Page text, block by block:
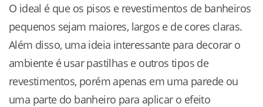
O ideal é que os pisos e revestimentos de banheiros
pequenos sejam maiores, largos e de cores claras.
Além disso, uma ideia interessante para decorar o
ambiente é usar pastilhas e outros tipos de
revestimentos, porém apenas em uma parede ou
uma parte do banheiro para aplicar o efeito